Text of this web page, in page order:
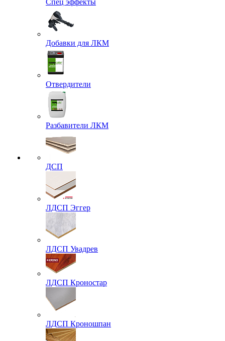
Спец эффекты
Добавки для ЛКМ
Отвердители
Разбавители ЛКМ
ДСП
ЛДСП Эггер
ЛДСП Увадрев
ЛДСП Кроностар
ЛДСП Кроношпан